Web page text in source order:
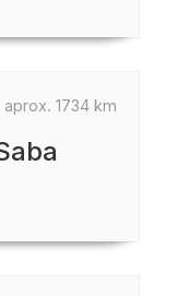
aprox. 1734 km